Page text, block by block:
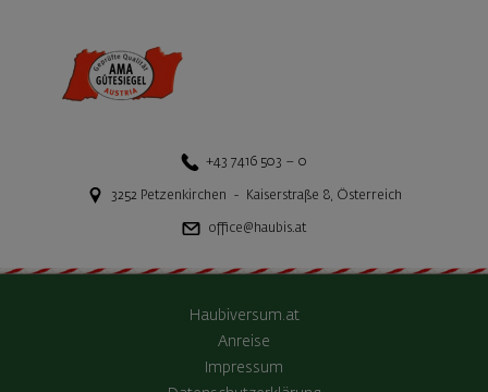
+43 7416 503 – 0
3252 Petzenkirchen - Kaiserstraße 8, Österreich
office@haubis.at
Haubiversum.at
Anreise
Impressum